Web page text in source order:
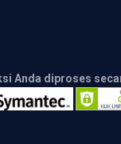
Anda diproses